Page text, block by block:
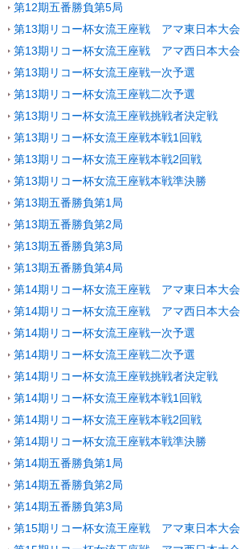
第12期五番勝負第5局
第13期リコー杯女流王座戦 アマ東日本大会
第13期リコー杯女流王座戦 アマ西日本大会
第13期リコー杯女流王座戦一次予選
第13期リコー杯女流王座戦二次予選
第13期リコー杯女流王座戦挑戦者決定戦
第13期リコー杯女流王座戦本戦1回戦
第13期リコー杯女流王座戦本戦2回戦
第13期リコー杯女流王座戦本戦準決勝
第13期五番勝負第1局
第13期五番勝負第2局
第13期五番勝負第3局
第13期五番勝負第4局
第14期リコー杯女流王座戦 アマ東日本大会
第14期リコー杯女流王座戦 アマ西日本大会
第14期リコー杯女流王座戦一次予選
第14期リコー杯女流王座戦二次予選
第14期リコー杯女流王座戦挑戦者決定戦
第14期リコー杯女流王座戦本戦1回戦
第14期リコー杯女流王座戦本戦2回戦
第14期リコー杯女流王座戦本戦準決勝
第14期五番勝負第1局
第14期五番勝負第2局
第14期五番勝負第3局
第15期リコー杯女流王座戦 アマ東日本大会